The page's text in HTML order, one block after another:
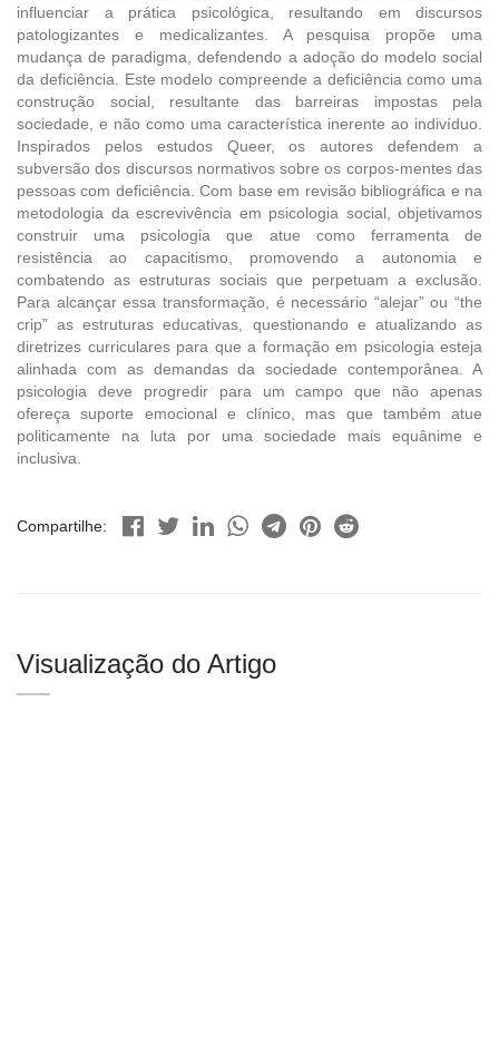
influenciar a prática psicológica, resultando em discursos
patologizantes e medicalizantes. A pesquisa propõe uma
mudança de paradigma, defendendo a adoção do modelo social
da deficiência. Este modelo compreende a deficiência como uma
construção social, resultante das barreiras impostas pela
sociedade, e não como uma característica inerente ao indivíduo.
Inspirados pelos estudos Queer, os autores defendem a
subversão dos discursos normativos sobre os corpos-mentes das
pessoas com deficiência. Com base em revisão bibliográfica e na
metodologia da escrevivência em psicologia social, objetivamos
construir uma psicologia que atue como ferramenta de
resistência ao capacitismo, promovendo a autonomia e
combatendo as estruturas sociais que perpetuam a exclusão.
Para alcançar essa transformação, é necessário “alejar” ou “the
crip” as estruturas educativas, questionando e atualizando as
diretrizes curriculares para que a formação em psicologia esteja
alinhada com as demandas da sociedade contemporânea. A
psicologia deve progredir para um campo que não apenas
ofereça suporte emocional e clínico, mas que também atue
politicamente na luta por uma sociedade mais equânime e
inclusiva.
Compartilhe:
Visualização do Artigo